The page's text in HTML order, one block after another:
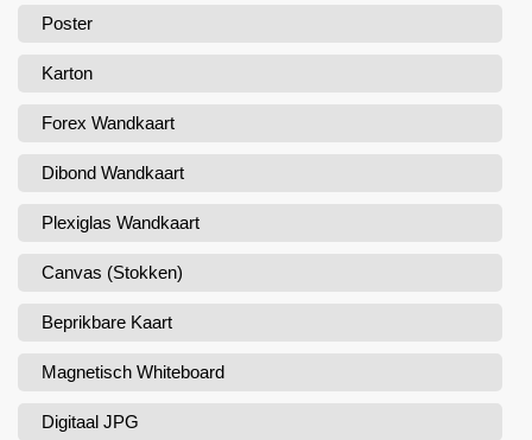
Poster
Karton
Forex Wandkaart
Dibond Wandkaart
Plexiglas Wandkaart
Canvas (Stokken)
Beprikbare Kaart
Magnetisch Whiteboard
Digitaal JPG